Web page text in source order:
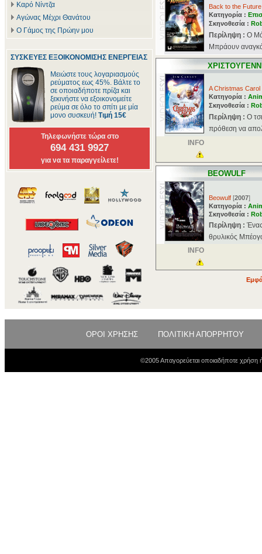
Καρό Νίντζα
Αγώνας Μέχρι Θανάτου
Ο Γάμος της Πρώην μου
ΣΥΣΚΕΥΕΣ ΕΞΟΙΚΟΝΟΜΙΣΗΣ ΕΝΕΡΓΕΙΑΣ
Μειώστε τους λογαριασμούς
ρεύματος εως 45%. Βάλτε το
σε οποιαδήποτε πρίζα και
ξεκινήστε να εξοικονομείτε
ρεύμα σε όλο το σπίτι με μία
μονο συσκευή! Τιμή 15€
Τηλεφωνήστε τώρα στο
694 431 9927
για να τα παραγγείλετε!
Back to the
Κατηγορία :
Σκηνοθεσία :
Περίληψη : Ο
Μπράουν
A Christmas Carol
Κατηγορία :
Σκηνοθεσία :
Περίληψη : Ο
πρόθεση να
INFO
BEOWULF
Beowulf [2007]
Κατηγορία :
Σκηνοθεσία :
Περίληψη :
θρυλικός
INFO
ΟΡΟΙ ΧΡΗΣΗΣ ΠΟΛΙΤΙΚΗ ΑΠΟΡΡΗΤΟΥ
©2005 Απαγορεύεται οποιαδήποτε χρήση